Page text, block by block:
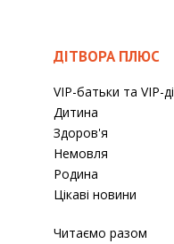
ДІТВОРА ПЛЮС
VIP-батьки та VIP-
Дитина
Здоров'я
Немовля
Родина
Цікаві новини
Читаємо разом